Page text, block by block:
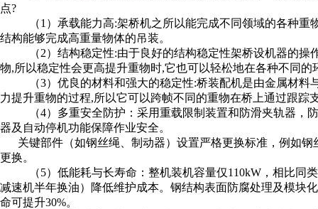
点?
（1）承载能力高:架桥机之所以能完成不同领域的各种重
结构能够完成高重量物体的吊装。
（2）结构稳定性:由于良好的结构稳定性架桥设机器的操
物,所以稳定性会更高提升重物时,它也可以轻松地在各种不同的
（3）优良的材料和强大的稳定性:桥装配机是由金属材料
力提升重物的过程,所以它可以跨帧不同的重物在桥上通过跟踪
（4）多重安全防护：采用重载限制装置和防滑夹轨器，
器及自动停机功能保障作业安全。
关键部件（如钢丝绳、制动器）设置严格更换标准，例如钢
更换。
（5）低能耗与长寿命：整机装机容量仅110kW，相比同
减速机半年换油）降低维护成本。钢结构表面防腐处理及模块
命可提升30%。